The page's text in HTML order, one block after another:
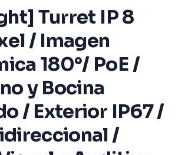
Turret IP 8
/ Imagen
180°/ PoE /
y Bocina
/ Exterior IP67 /
/